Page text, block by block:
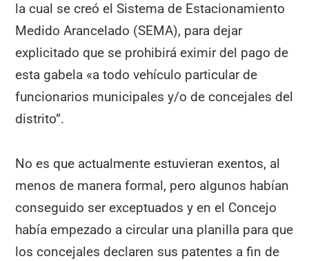
la cual se creó el Sistema de Estacionamiento
Medido Arancelado (SEMA), para dejar
explicitado que se prohibirá eximir del pago de
esta gabela «a todo vehículo particular de
funcionarios municipales y/o de concejales del
distrito”.
No es que actualmente estuvieran exentos, al
menos de manera formal, pero algunos habían
conseguido ser exceptuados y en el Concejo
había empezado a circular una planilla para que
los concejales declaren sus patentes a fin de